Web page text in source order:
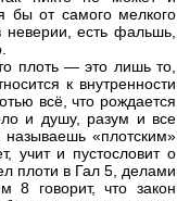
бы от самого мелкого
неверии, есть фальшь,
плоть — это лишь то,
к внутренности
всё, что рождается
и душу, разум и все
«плотским»
учит и пустословит о
плоти в Гал 5, делами
8 говорит, что закон